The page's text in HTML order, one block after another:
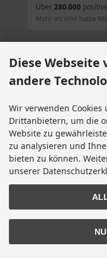
Über280.000
Mehr als eine halbe
Alle Preise inkl. gesetzl. MwSt.
entsprechen dem
Motorradteile & Motorrad
modified
Diese Webseite
andere
Wir verwenden
Drittanbietern, um die
Website zu
zu analysieren und
bieten zu können.
unserer